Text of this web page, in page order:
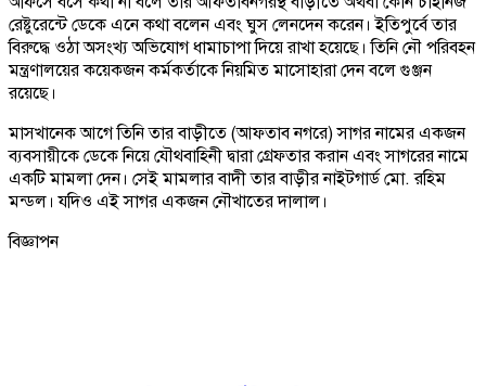
রেষ্টুরেন্টে ডেকে এনে কথা বলেন এবং ঘুস লেনদেন করেন। ইতিপুর্বে তার
বিরুদ্ধে ওঠা অসংখ্য অভিযোগ ধামাচাপা দিয়ে রাখা হয়েছে। তিনি নৌ পরিবহন
মন্ত্রণালয়ের কয়েকজন কর্মকর্তাকে নিয়মিত মাসোহারা দেন বলে গুঞ্জন
রয়েছে।
মাসখানেক আগে তিনি তার বাড়ীতে (আফতাব নগরে) সাগর নামের একজন
ব্যবসায়ীকে ডেকে নিয়ে যৌথবাহিনী দ্বারা গ্রেফতার করান এবং সাগরের নামে
একটি মামলা দেন। সেই মামলার বাদী তার বাড়ীর নাইটগার্ড মো. রহিম
মন্ডল। যদিও এই সাগর একজন নৌখাতের দালাল।
বিজ্ঞাপন